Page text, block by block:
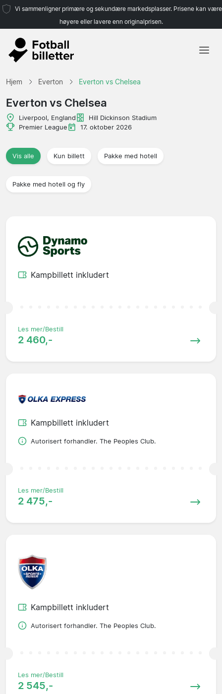
Vi sammenligner primære og sekundære markedsplasser. Prisene kan være
høyere eller lavere enn originalprisen.
Reisebyråer
Hjem Everton Everton vs Chelsea
Everton vs Chelsea
Liverpool, England
Hill Dickinson Stadium
Premier League
17. oktober 2026
Vis alle Kun billett Pakke med hotell
Pakke med hotell og fly
Kampbillett inkludert
Les mer/Bestill
2 460,-
Kampbillett inkludert
Autorisert forhandler. The Peoples Club.
Les mer/Bestill
2 475,-
Kampbillett inkludert
Autorisert forhandler. The Peoples Club.
Les mer/Bestill
2 545,-